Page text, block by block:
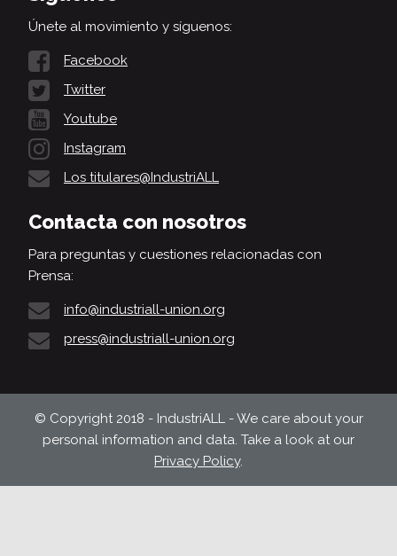
Únete al movimiento y síguenos:
Facebook
Twitter
Youtube
Instagram
Los titulares@IndustriALL
Contacta con nosotros
Para preguntas y cuestiones relacionadas con
Prensa:
info@industriall-union.org
press@industriall-union.org
© Copyright 2018 - IndustriALL - We care about your
personal information and data. Take a look at our
Privacy Policy.